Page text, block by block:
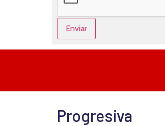
Enviar
Progresiva